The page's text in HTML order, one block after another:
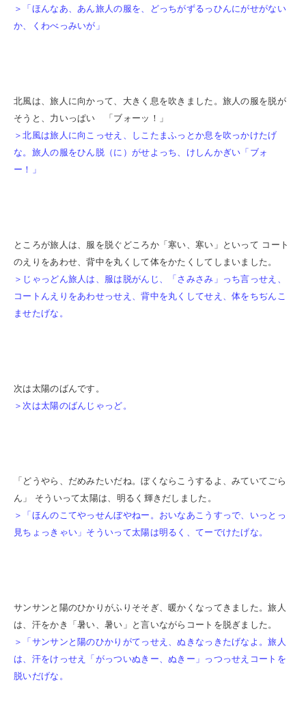
＞「ほんなあ、あん旅人の服を、どっちがずるっひんにがせがない
か、くわべっみいが」
北風は、旅人に向かって、大きく息を吹きました。旅人の服を脱が
そうと、力いっぱい 「ブォーッ！」
＞北風は旅人に向こっせえ、しこたまふっとか息を吹っかけたげ
な。旅人の服をひん脱（に）がせよっち、けしんかぎい「ブォ
ー！」
ところが旅人は、服を脱ぐどころか「寒い、寒い」といって コート
のえりをあわせ、背中を丸くして体をかたくしてしまいました。
＞じゃっどん旅人は、服は脱がんじ、「さみさみ」っち言っせえ、
コートんえりをあわせっせえ、背中を丸くしてせえ、体をちぢんこ
ませたげな。
次は太陽のばんです。
＞次は太陽のばんじゃっど。
「どうやら、だめみたいだね。ぼくならこうするよ、みていてごら
ん」 そういって太陽は、明るく輝きだしました。
＞「ほんのこてやっせんぼやねー。おいなあこうすっで、いっとっ
見ちょっきゃい」そういって太陽は明るく、てーでけたげな。
サンサンと陽のひかりがふりそそぎ、暖かくなってきました。旅人
は、汗をかき「暑い、暑い」と言いながらコートを脱ぎました。
＞「サンサンと陽のひかりがてっせえ、ぬきなっきたげなよ。旅人
は、汗をけっせえ「がっついぬきー、ぬきー」っつっせえコートを
脱いだげな。